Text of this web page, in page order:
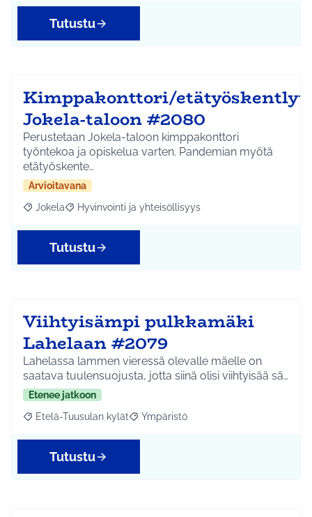
Tutustu
Kimppakonttori/
Jokela-taloon #2080
Perustetaan Jokela-taloon kimppakonttori
työntekoa ja opiskelua varten. Pandemian myötä
etätyöskente…
Arvioitavana
Rajaa tulokset aihepiirin mukaan: Jokela
Jokela Rajaa tulokset teeman mukaan: Hyvinvointi ja
Hyvinvointi ja yhteisöllisyys
Tutustu
Viihtyisämpi pulkkamäki
Lahelaan #2079
Lahelassa lammen vieressä olevalle mäelle on
saatava tuulensuojusta, jotta siinä olisi viihtyisää sä…
Etenee jatkoon
Rajaa tulokset aihepiirin mukaan: Etelä-Tuusulan kylät
Etelä-Tuusulan kylät Rajaa tulokset teeman mukaan:
Ympäristö
Tutustu